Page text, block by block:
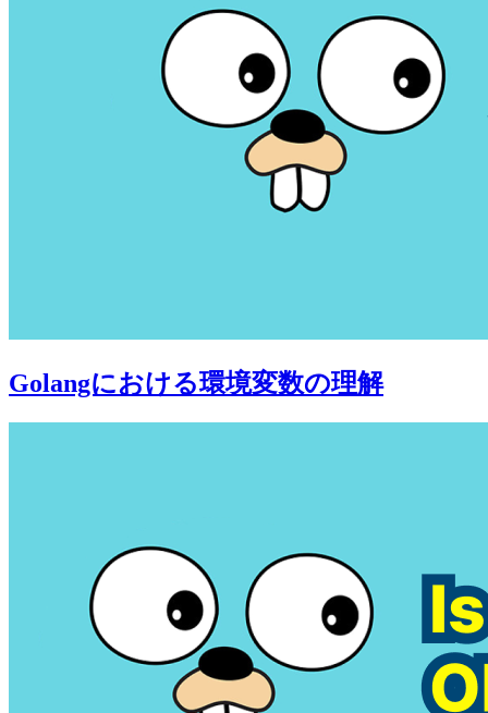
Golangにおける環境変数の理解